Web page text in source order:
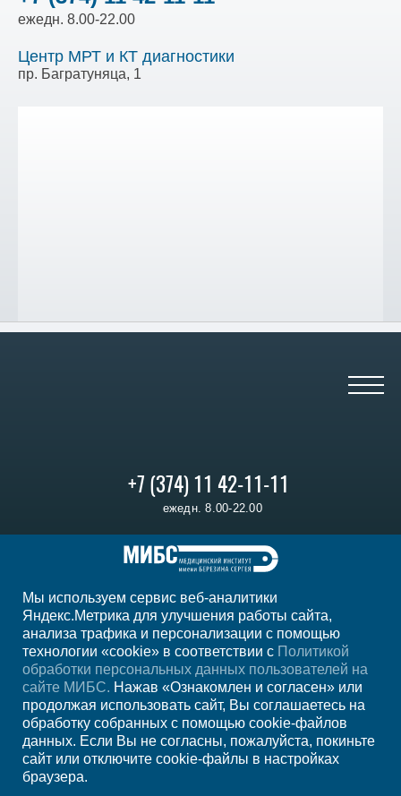
ежедн. 8.00-22.00
Центр МРТ и КТ диагностики
пр. Багратуняца, 1
+7 (374) 11 42-11-11
ежедн. 8.00-22.00
РегионЕреван
Мы в социальных сетях
Мы используем сервис веб-аналитики
Яндекс.Метрика для улучшения работы сайта,
анализа трафика и персонализации с помощью
технологии «cookie» в соответствии с Политикой
обработки персональных данных пользователей на
сайте МИБС. Нажав «Ознакомлен и согласен» или
продолжая использовать сайт, Вы соглашаетесь на
обработку собранных с помощью cookie-файлов
данных. Если Вы не согласны, пожалуйста, покиньте
сайт или отключите cookie-файлы в настройках
браузера.